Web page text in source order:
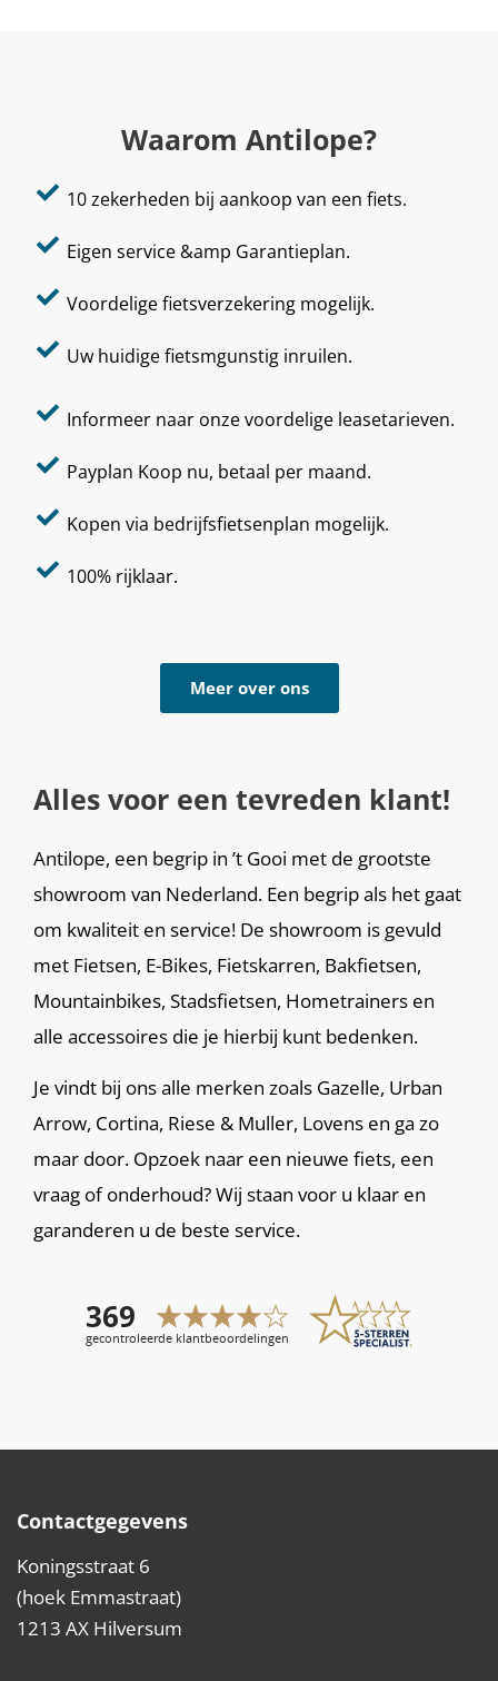
Waarom Antilope?
10 zekerheden bij aankoop van een fiets.
Eigen service &amp Garantieplan.
Voordelige fietsverzekering mogelijk.
Uw huidige fietsmgunstig inruilen.
Informeer naar onze voordelige leasetarieven.
Payplan Koop nu, betaal per maand.
Kopen via bedrijfsfietsenplan mogelijk.
100% rijklaar.
Meer over ons
Alles voor een tevreden klant!
Antilope, een begrip in ’t Gooi met de grootste
showroom van Nederland. Een begrip als het gaat
om kwaliteit en service! De showroom is gevuld
met Fietsen, E-Bikes, Fietskarren, Bakfietsen,
Mountainbikes, Stadsfietsen, Hometrainers en
alle accessoires die je hierbij kunt bedenken.
Je vindt bij ons alle merken zoals Gazelle, Urban
Arrow, Cortina, Riese & Muller, Lovens en ga zo
maar door. Opzoek naar een nieuwe fiets, een
vraag of onderhoud? Wij staan voor u klaar en
garanderen u de beste service.
Contactgegevens
Koningsstraat 6
(hoek Emmastraat)
1213 AX Hilversum